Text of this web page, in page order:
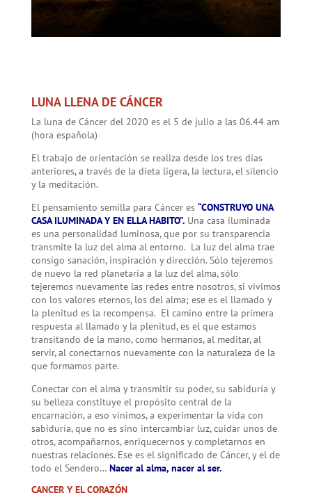
LUNA LLENA DE CÁNCER
La luna de Cáncer del 2020 es el 5 de julio a las 06.44 am
(hora española)
El trabajo de orientación se realiza desde los tres días
anteriores, a través de la dieta ligera, la lectura, el silencio
y la meditación.
El pensamiento semilla para Cáncer es “CONSTRUYO UNA
CASA ILUMINADA Y EN ELLA HABITO”.Una casa iluminada
es una personalidad luminosa, que por su transparencia
transmite la luz del alma al entorno. La luz del alma trae
consigo sanación, inspiración y dirección. Sólo tejeremos
de nuevo la red planetaria a la luz del alma, sólo
tejeremos nuevamente las redes entre nosotros, si vivimos
con los valores eternos, los del alma; ese es el llamado y
la plenitud es la recompensa. El camino entre la primera
respuesta al llamado y la plenitud, es el que estamos
transitando de la mano, como hermanos, al meditar, al
servir, al conectarnos nuevamente con la naturaleza de la
que formamos parte.
Conectar con el alma y transmitir su poder, su sabiduría y
su belleza constituye el propósito central de la
encarnación, a eso vinimos, a experimentar la vida con
sabiduría, que no es sino intercambiar luz, cuidar unos de
otros, acompañarnos, enriquecernos y completarnos en
nuestras relaciones. Ese es el significado de Cáncer, y el de
todo el Sendero… Nacer al alma, nacer al ser.
CANCER Y EL CORAZÓN